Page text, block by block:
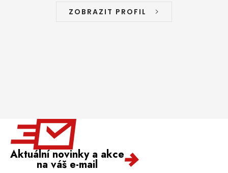
ZOBRAZIT PROFIL
Aktuální novinky a akce
na váš e-mail